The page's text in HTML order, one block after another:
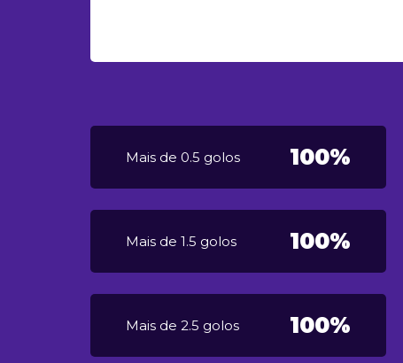
Mais de 0.5 golos 100%
Mais de 1.5 golos 100%
Mais de 2.5 golos 100%